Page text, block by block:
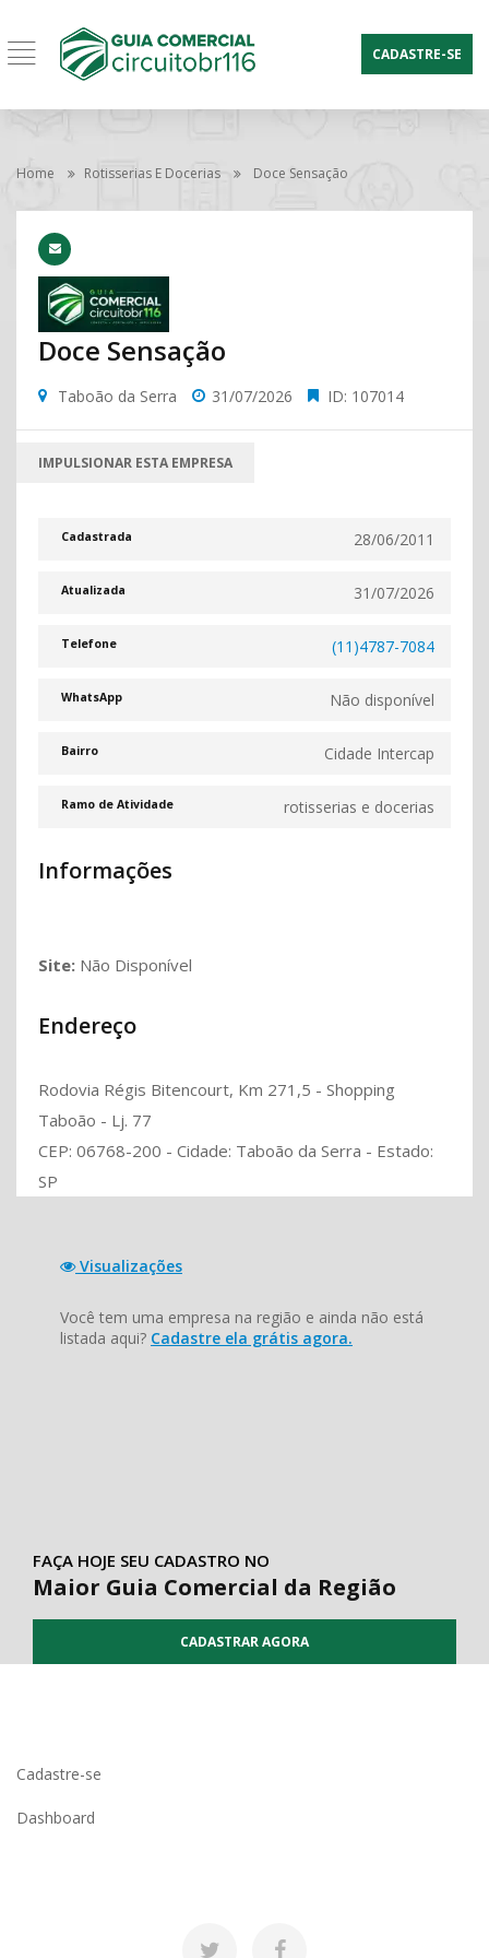
CADASTRE-SE
Home Rotisserias E Docerias Doce Sensação
Doce Sensação
Taboão da Serra 31/07/2026 ID: 107014
IMPULSIONAR ESTA EMPRESA
Cadastrada 28/06/2011
Atualizada 31/07/2026
Telefone (11)4787-7084
WhatsApp Não disponível
Bairro Cidade Intercap
Ramo de Atividade rotisserias e docerias
Informações
Site: Não Disponível
Endereço
Rodovia Régis Bitencourt, Km 271,5 - Shopping
Taboão - Lj. 77
CEP: 06768-200 - Cidade: Taboão da Serra - Estado:
SP
Visualizações
Você tem uma empresa na região e ainda não está
listada aqui? Cadastre ela grátis agora.
FAÇA HOJE SEU CADASTRO NO
Maior Guia Comercial da Região
CADASTRAR AGORA
Cadastre-se
Dashboard